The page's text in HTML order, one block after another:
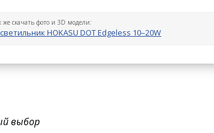
же скачать фото и 3D модели:
HOKASU DOT Edgeless 10–20W
выбор